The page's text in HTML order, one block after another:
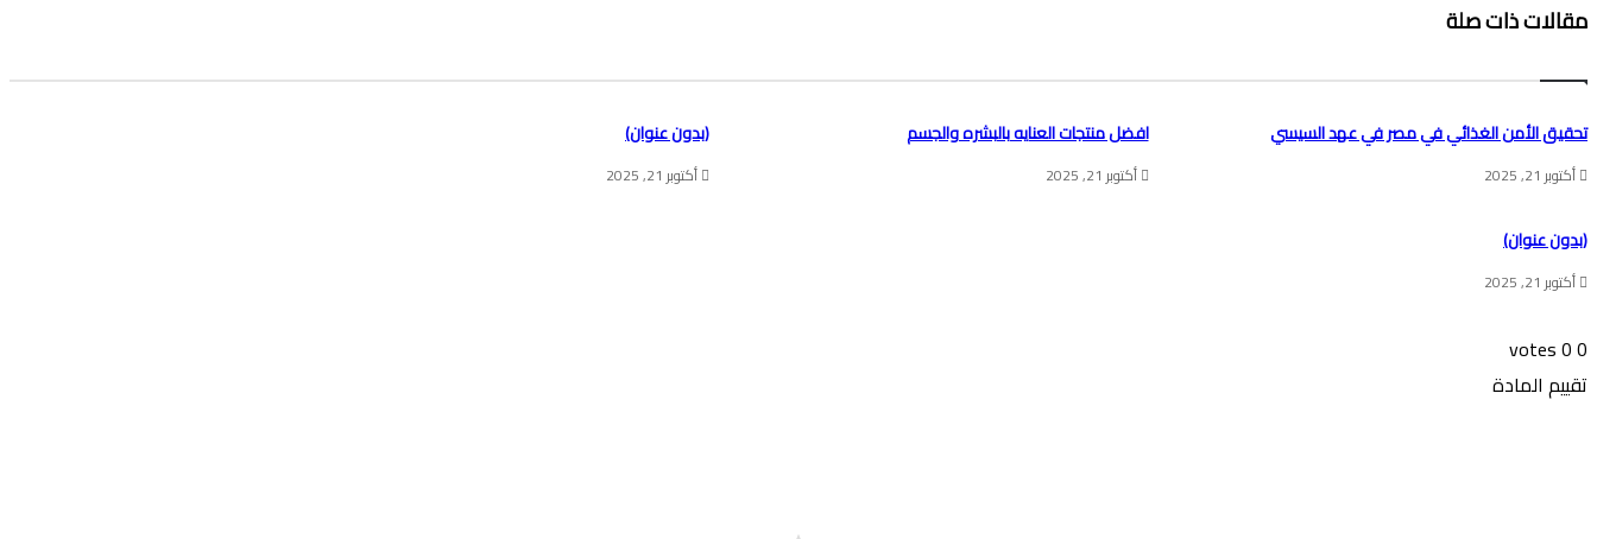
مقالات ذات صلة
تحقيق الأمن الغذائي في مصر في عهد السيسي
أكتوبر 21, 2025
افضل منتجات العنايه بالبشره والجسم
أكتوبر 21, 2025
(بدون عنوان)
أكتوبر 21, 2025
(بدون عنوان)
أكتوبر 21, 2025
0
0
votes
تقييم المادة